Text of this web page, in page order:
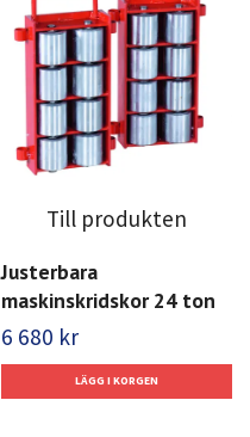
Till produkten
Justerbara
maskinskridskor 24 ton
6 680 kr